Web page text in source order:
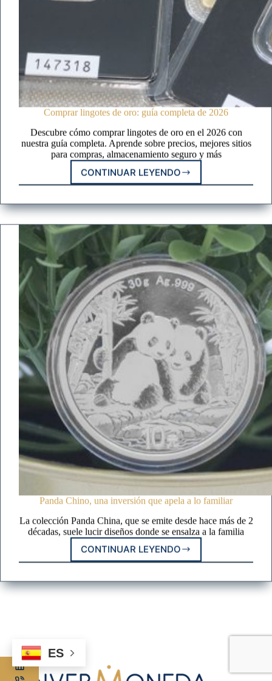
Comprar lingotes de oro: guía completa de 2026
Descubre cómo comprar lingotes de oro en el 2026 con
nuestra guía completa. Aprende sobre precios, mejores sitios
para compras, almacenamiento seguro y más
CONTINUAR LEYENDO
COMPRAR
LINGOTES
ORO:
GUÍA
COMPLETA
DE
2026
Panda Chino, una inversión que apela a lo familiar
La colección Panda China, que se emite desde hace más de 2
décadas, suele lucir diseños donde se ensalza a la familia
CONTINUAR LEYENDO
PANDA
CHINO,
INVERSIÓN
ES